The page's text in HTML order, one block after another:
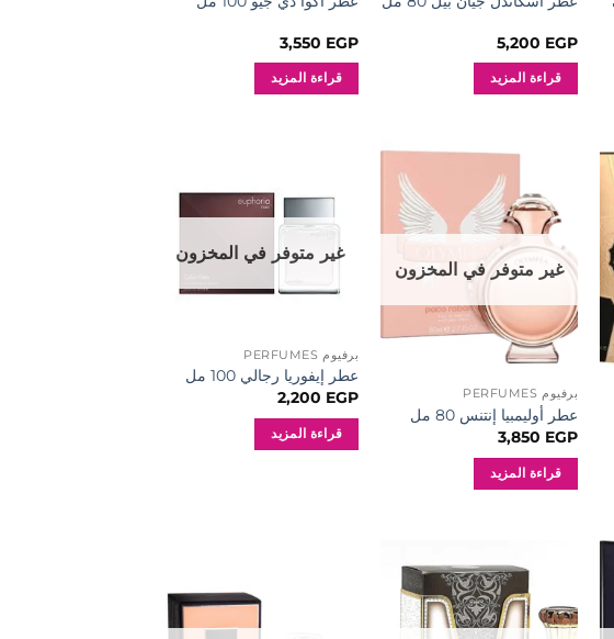
5,200 EGP
قراءة المزيد
3,550 EGP
قراءة المزيد
إضافة
إلى
المفضلة
غير متوفر في المخزون
برفيوم PERFUMES
عطر أوليمبيا إنتنس 80 مل
3,850 EGP
قراءة المزيد
إضافة
إلى
غير متوفر في المخزون
برفيوم PERFUMES
عطر إيفوريا رجالي 100 مل
2,200 EGP
قراءة المزيد
إضافة
المفضلة
إضافة
إلى
المفضلة